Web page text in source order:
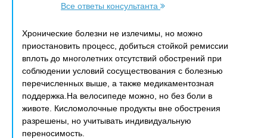
Все ответы консультанта
Хронические болезни не излечимы, но можно
приостановить процесс, добиться стойкой ремиссии
вплоть до многолетних отсутствий обострений при
соблюдении условий сосуществования с болезнью
перечисленных выше, а также медикаментозная
поддержка.На велосипеде можно, но без боли в
животе. Кисломолочные продукты вне обострения
разрешены, но учитывать индивидуальную
переносимость.